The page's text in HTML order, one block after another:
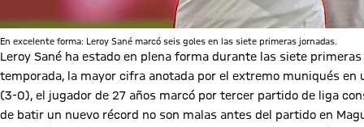
En excelente forma: Leroy Sané marcó seis goles en las siete primeras jornadas.
Leroy Sané ha estado en plena forma durante las siete
temporada, la mayor cifra anotada por el extremo muniqués
(3-0), el jugador de 27 años marcó por tercer partido de liga
de batir un nuevo récord no son malas antes del partido en